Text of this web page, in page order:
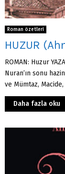
Roman özetleri
HUZUR
ROMAN: Huzur
Nuran’ın sonu
ve Mümtaz, Macide,
Daha fazla oku